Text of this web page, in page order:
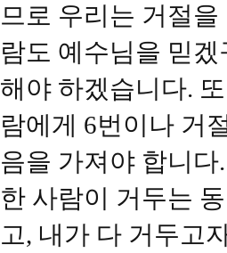
므로 우리는 거절
람도 예수님을 믿
해야 하겠습니다.
람에게 6번이나 거
음을 가져야 합니
한 사람이 거두는
고, 내가 다 거두고